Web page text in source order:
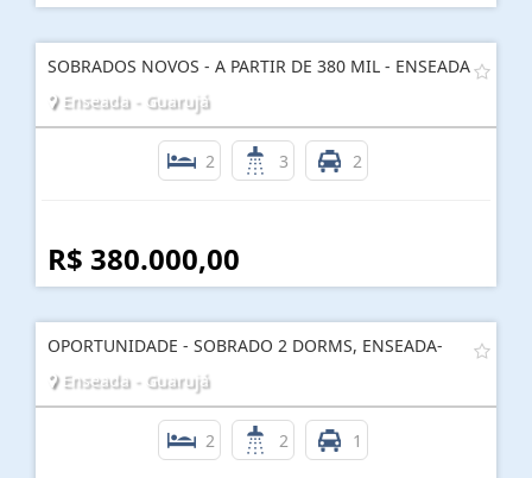
SOBRADOS NOVOS - A PARTIR DE 380 MIL - ENSEADA
Enseada - Guarujá
2 3 2
R$ 380.000,00
OPORTUNIDADE - SOBRADO 2 DORMS, ENSEADA-
Enseada - Guarujá
2 2 1